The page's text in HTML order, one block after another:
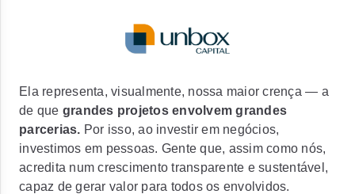
Ela representa, visualmente, nossa maior crença — a
de que grandes projetos envolvem grandes
parcerias. Por isso, ao investir em negócios,
investimos em pessoas. Gente que, assim como nós,
acredita num crescimento transparente e sustentável,
capaz de gerar valor para todos os envolvidos.